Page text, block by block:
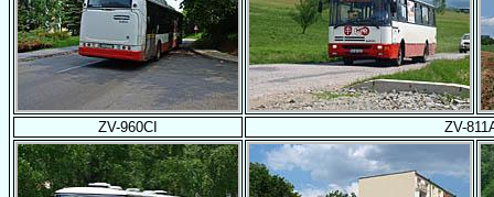
ZV-960CI ZV-